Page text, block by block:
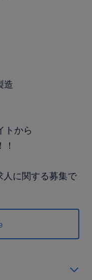
造
トから
に関する募集で
きるお仕事は異な